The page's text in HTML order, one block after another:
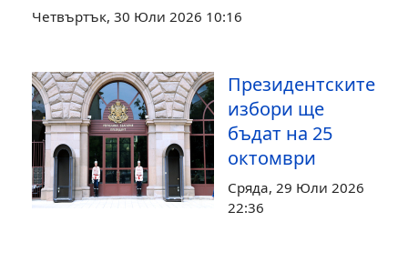
Четвъртък, 30 Юли 2026 10:16
Президентските
избори ще
бъдат на 25
октомври
Сряда, 29 Юли 2026
22:36